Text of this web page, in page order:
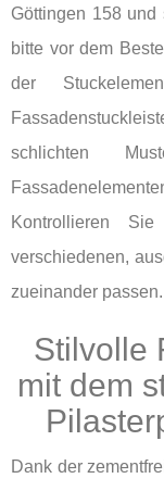
Göttingen 158 und
bitte vor dem
der
schlichten
Kontrollieren
verschiedenen,
zueinander passen.
Stilvolle
mit dem
Dank der